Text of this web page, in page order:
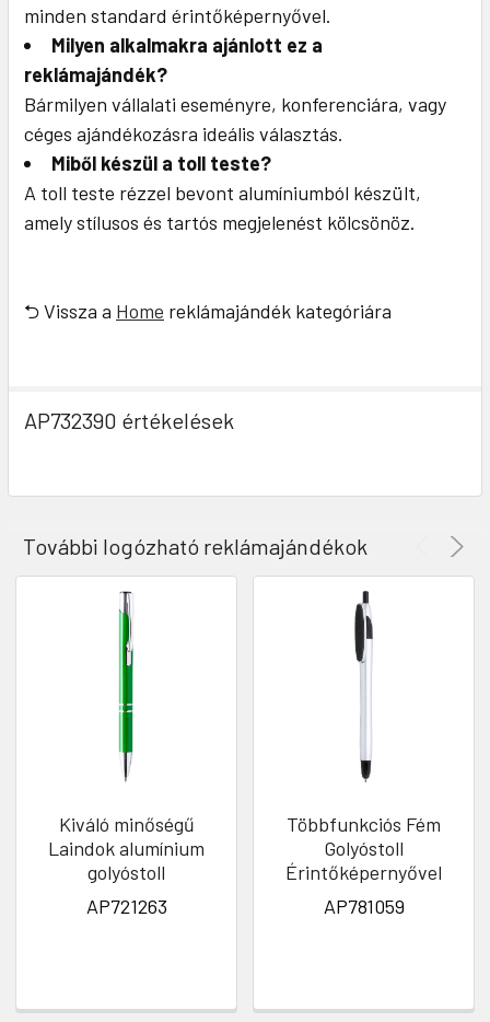
minden standard érintőképernyővel.
Milyen alkalmakra ajánlott ez a
reklámajándék?
Bármilyen vállalati eseményre, konferenciára, vagy
céges ajándékozásra ideális választás.
Miből készül a toll teste?
A toll teste rézzel bevont alumíniumból készült,
amely stílusos és tartós megjelenést kölcsönöz.
⮌ Vissza a Home reklámajándék kategóriára
AP732390 értékelések
További logózható reklámajándékok
Kiváló minőségű
Laindok alumínium
golyóstoll
AP721263
Többfunkciós Fém
Golyóstoll
Érintőképernyővel
AP781059